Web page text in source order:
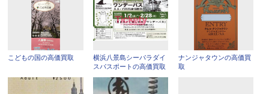
こどもの国の高価買取
横浜八景島シーパラダイ
スパスポートの高価買取
ナンジャタウンの高価買
取